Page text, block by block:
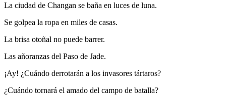
La ciudad de Changan se baña en luces de luna.
Se golpea la ropa en miles de casas.
La brisa otoñal no puede barrer.
Las añoranzas del Paso de Jade.
¡Ay! ¿Cuándo derrotarán a los invasores tártaros?
¿Cuándo tornará el amado del campo de batalla?